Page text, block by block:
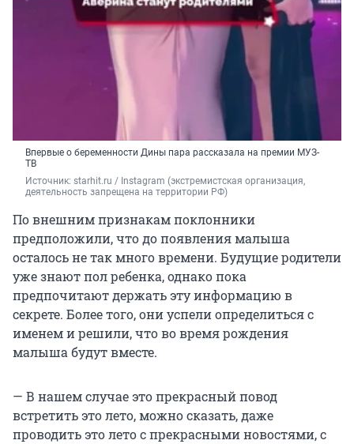
Впервые о беременности Дины пара рассказала на премии МУЗ-
ТВ
Источник: starhit.ru / Instagram (экстремистская организация,
деятельность запрещена на территории РФ)
По внешним признакам поклонники
предположили, что до появления малыша
осталось не так много времени. Будущие родители
уже знают пол ребенка, однако пока
предпочитают держать эту информацию в
секрете. Более того, они успели определиться с
именем и решили, что во время рождения
малыша будут вместе.
— В нашем случае это прекрасный повод
встретить это лето, можно сказать, даже
проводить это лето с прекрасными новостями, с